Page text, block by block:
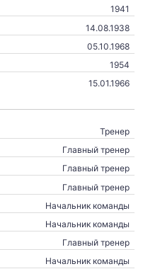
1941
14.08.1938
05.10.1968
1954
15.01.1966
Тренер
Главный тренер
Главный тренер
Главный тренер
Начальник команды
Начальник команды
Главный тренер
Начальник команды